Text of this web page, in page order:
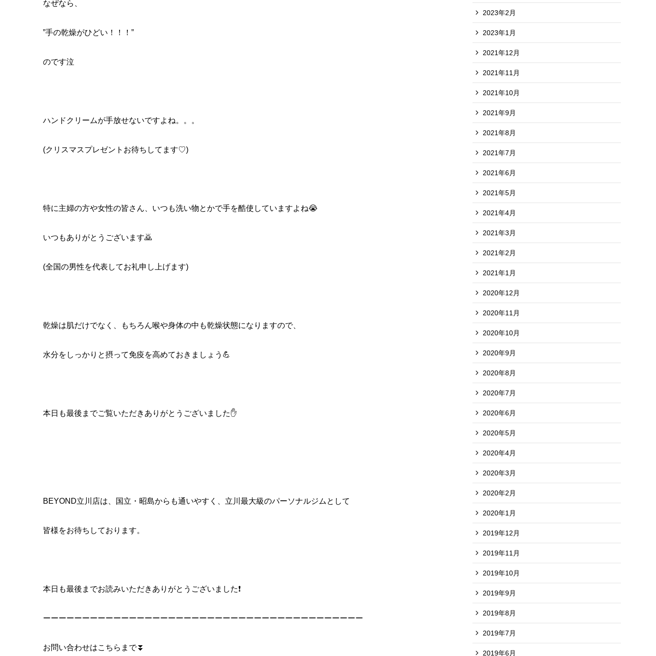
なぜなら、
”手の乾燥がひどい！！！”
のです泣
ハンドクリームが手放せないですよね。。。
(クリスマスプレゼントお待ちしてます♡)
特に主婦の方や女性の皆さん、いつも洗い物とかで手を酷使していますよね😭
いつもありがとうございます🙇
(全国の男性を代表してお礼申し上げます)
乾燥は肌だけでなく、もちろん喉や身体の中も乾燥状態になりますので、
水分をしっかりと摂って免疫を高めておきましょう💪
本日も最後までご覧いただきありがとうございました✋
BEYOND立川店は、国立・昭島からも通いやすく、立川最大級のパーソナルジムとして
皆様をお待ちしております。
本日も最後までお読みいただきありがとうございました❗️
ーーーーーーーーーーーーーーーーーーーーーーーーーーーーーーーーーーーーーーーーー
お問い合わせはこちらまで⏬
2023年2月
2023年1月
2021年12月
2021年11月
2021年10月
2021年9月
2021年8月
2021年7月
2021年6月
2021年5月
2021年4月
2021年3月
2021年2月
2021年1月
2020年12月
2020年11月
2020年10月
2020年9月
2020年8月
2020年7月
2020年6月
2020年5月
2020年4月
2020年3月
2020年2月
2020年1月
2019年12月
2019年11月
2019年10月
2019年9月
2019年8月
2019年7月
2019年6月